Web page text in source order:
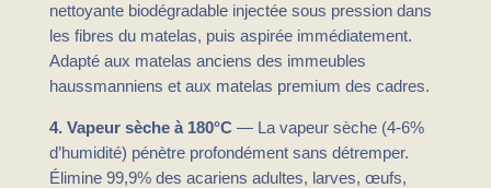
nettoyante biodégradable injectée sous pression dans
les fibres du matelas, puis aspirée immédiatement.
Adapté aux matelas anciens des immeubles
haussmanniens et aux matelas premium des cadres.
4. Vapeur sèche à 180°C— La vapeur sèche (4-6%
d’humidité) pénètre profondément sans détremper.
Élimine 99,9% des acariens adultes, larves, œufs,